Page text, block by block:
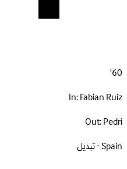
60'
In:Fabian Ruiz
Out:Pedri
Spain · تبديل